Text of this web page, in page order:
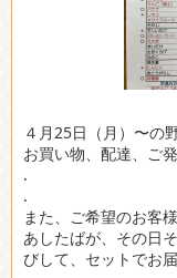
４月25日（月）〜の
お買い物、配達、ご
.
.
また、ご希望のお客様
あしたばが、その日
びして、セットでお